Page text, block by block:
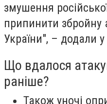
змушення
припинити збройну
України", – додали
Що вдалося
раніше?
Також уночі